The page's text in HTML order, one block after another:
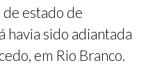
estado de
havia sido adiantada
em Rio Branco.